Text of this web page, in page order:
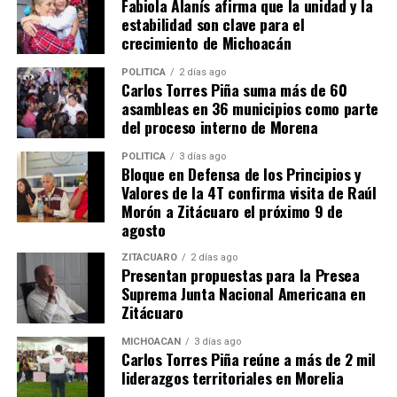
pionero en la construcción de un avión en la localidad.
Investigadores como el doctor Moisés Guzmán Pérez y
al doctor en Geografía Gerardo Correa.
Artistas y creadores como el maestro Jesús Arriaga
Guillén (danza), el músico Evert Clavel y el actor Ramón
Medina Orellana.
Deportistas, emprendedores como Javier Saavedra
Blanco y centenarias instituciones educativas como la
Escuela Primaria Amado Nervo y la Secundaria General
Número Uno “Nicolás Romero”.
Como símbolo de continuidad generacional, se realizó el
sellado de laCápsula del Tiempo
exhibida en el Museo Casona de la Estación durante los
próximos 25 años. La cápsula contiene objetos,
documentos, fotografías y mensajes representativos de
Fabiola Alanís afirma que la unidad y la
estabilidad son clave para el
crecimiento de Michoacán
POLÍTICA 2 días ago
Carlos Torres Piña suma más de 60
asambleas en 36 municipios como parte
del proceso interno de Morena
POLÍTICA 3 días ago
Bloque en Defensa de los Principios y
Valores de la 4T confirma visita de Raúl
Morón a Zitácuaro el próximo 9 de
agosto
ZITÁCUARO 2 días ago
Presentan propuestas para la Presea
Suprema Junta Nacional Americana en
Zitácuaro
MICHOACÁN 3 días ago
Carlos Torres Piña reúne a más de 2 mil
liderazgos territoriales en Morelia